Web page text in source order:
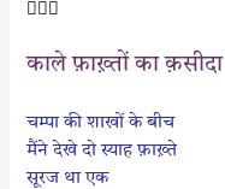

काले फ़ाख़्तों का क़सीदा
चम्पा की शाखों के बीच
मैंने देखे दो स्याह फ़ाख़्ते
सूरज था एक